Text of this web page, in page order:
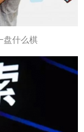
盘什么棋